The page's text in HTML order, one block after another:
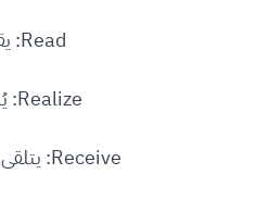
Read: يقرأ
Realize: يُدرك
Receive: يتلقى/ يستقبل